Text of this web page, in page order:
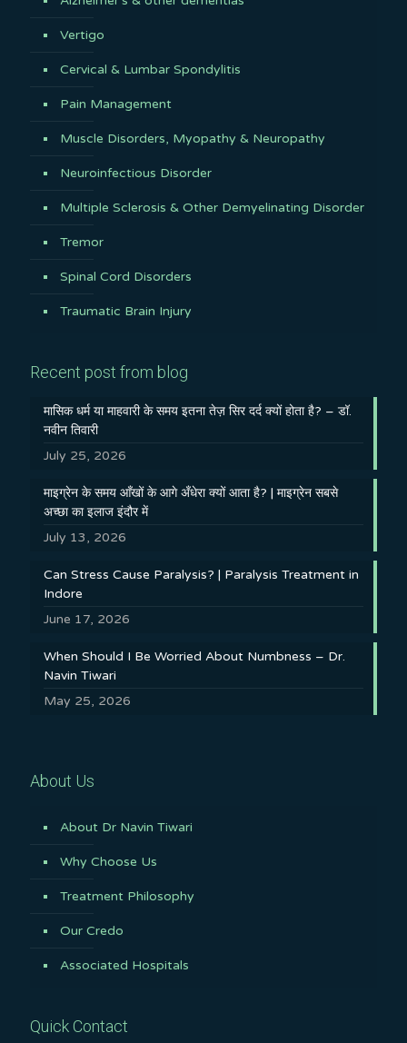
Vertigo
Cervical & Lumbar Spondylitis
Pain Management
Muscle Disorders, Myopathy & Neuropathy
Neuroinfectious Disorder
Multiple Sclerosis & Other Demyelinating Disorder
Tremor
Spinal Cord Disorders
Traumatic Brain Injury
Recent post from blog
मासिक धर्म या माहवारी के समय इतना तेज़ सिर दर्द क्यों होता है? – डॉ.
नवीन तिवारी
July 25, 2026
माइग्रेन के समय आँखों के आगे अँधेरा क्यों आता है? | माइग्रेन सबसे
अच्छा का इलाज इंदौर में
July 13, 2026
Can Stress Cause Paralysis? | Paralysis Treatment in
Indore
June 17, 2026
When Should I Be Worried About Numbness – Dr.
Navin Tiwari
May 25, 2026
About Us
About Dr Navin Tiwari
Why Choose Us
Treatment Philosophy
Our Credo
Associated Hospitals
Quick Contact